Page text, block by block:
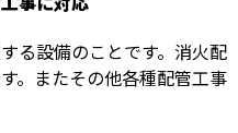
る設備のことです。消火配
。またその他各種配管工事